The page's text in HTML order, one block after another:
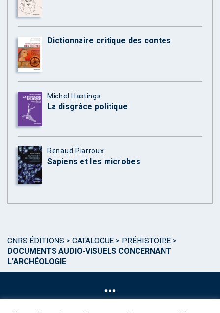
Dictionnaire critique des contes
Michel Hastings
La disgrâce politique
Renaud Piarroux
Sapiens et les microbes
CNRS ÉDITIONS > CATALOGUE > PRÉHISTOIRE >
DOCUMENTS AUDIO-VISUELS CONCERNANT
L’ARCHÉOLOGIE